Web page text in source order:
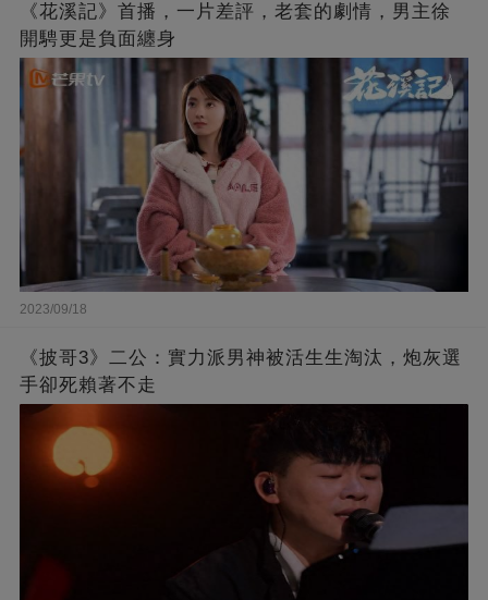
《花溪記》首播，一片差評，老套的劇情，男主徐
開騁更是負面纏身
2023/09/18
《披哥3》二公：實力派男神被活生生淘汰，炮灰選
手卻死賴著不走